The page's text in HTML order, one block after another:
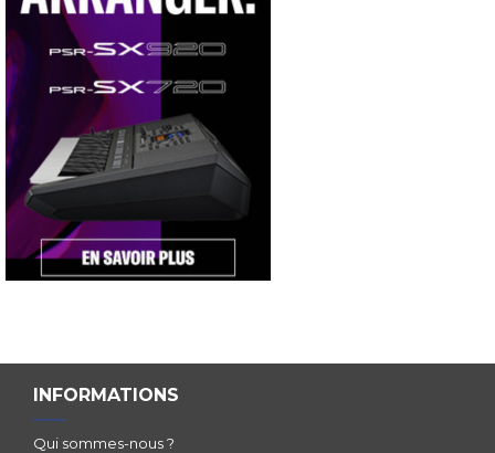
INFORMATIONS
Qui sommes-nous ?